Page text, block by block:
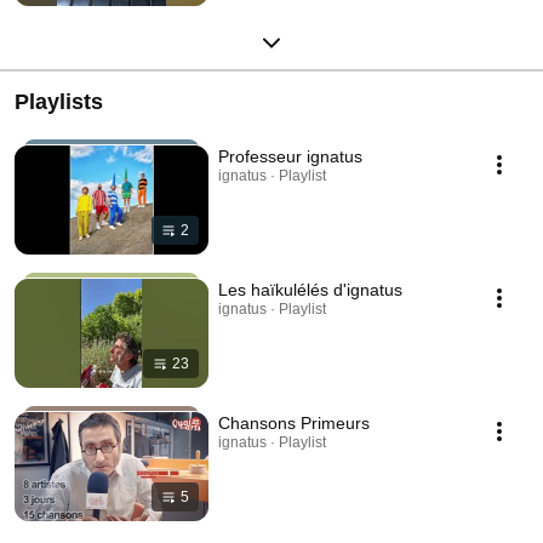
Playlists
2
Professeur ignatus
ignatus · Playlist
23
Les haïkulélés d'ignatus
ignatus · Playlist
5
Chansons Primeurs
ignatus · Playlist